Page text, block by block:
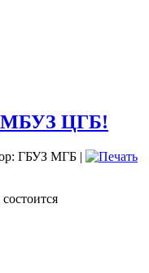
МБУЗ ЦГБ!
ГБУЗ МГБ |